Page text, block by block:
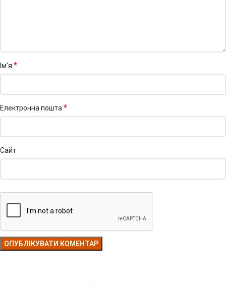
Ім'я *
Електронна пошта *
Сайт